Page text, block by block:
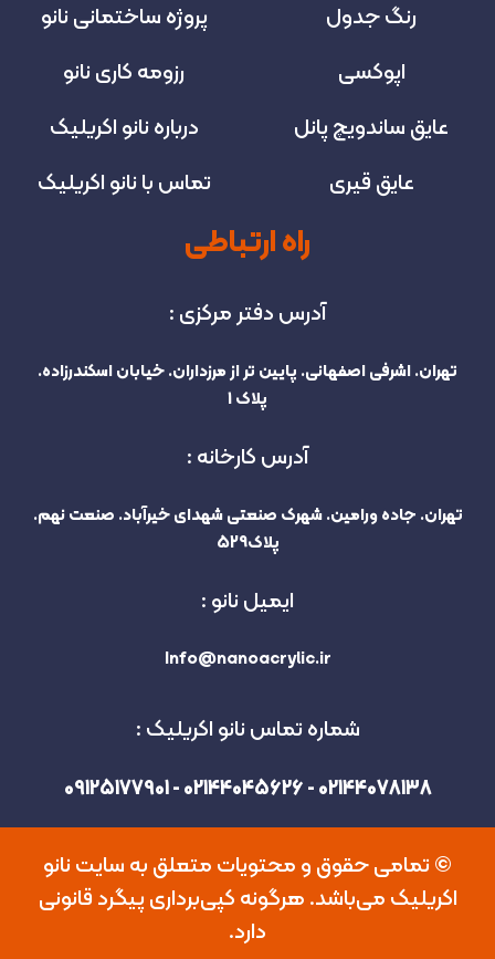
رنگ جدول
اپوکسی
عایق ساندویچ پانل
عایق قیری
پروژه‌ ساختمانی نانو
رزومه کاری نانو
درباره نانو اکریلیک
تماس با نانو اکریلیک
راه ارتباطی
آدرس دفتر مرکزی :
تهران. اشرفی اصفهانی. پایین تر از مرزداران. خیابان اسکندرزاده.
پلاک 1
آدرس کارخانه :
تهران. جاده ورامین. شهرک صنعتی شهدای خیرآباد. صنعت نهم.
پلاک529
ایمیل نانو :
Info@nanoacrylic.ir
شماره تماس نانو اکریلیک :
02144078138 - 02144045626 - 09125177901
©️ تمامی حقوق و محتویات متعلق به سایت نانو
اکریلیک می‌باشد. هرگونه کپی‌برداری پیگرد قانونی
دارد.